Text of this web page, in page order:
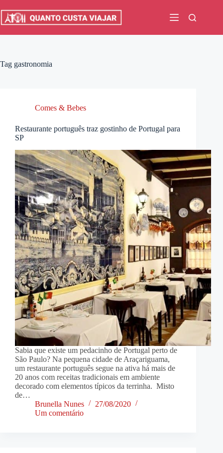
para
Tag gastronomia
Comes & Bebes
Restaurante português traz gostinho de Portugal para
SP
Sabia que existe um pedacinho de Portugal perto de
São Paulo? Na pequena cidade de Araçariguama,
um restaurante português segue na ativa há mais de
20 anos com receitas tradicionais em ambiente
decorado com elementos típicos da terrinha. Misto
de…
Brunella Nunes
27/08/2020
Um comentário